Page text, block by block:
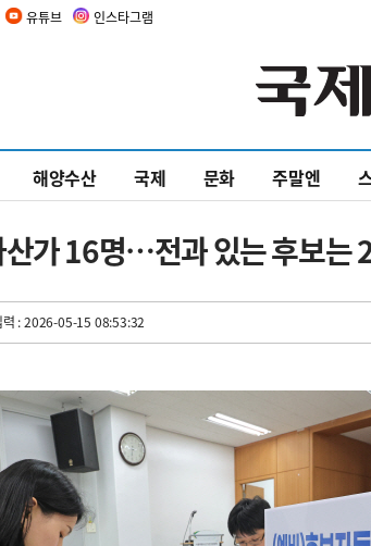
유튜브 인스타그램
해양수산 국제 문화 주말엔
가 16명…전과 있는 후보는
: 2026-05-15 08:53:32